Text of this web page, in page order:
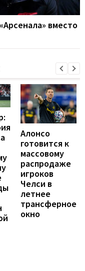
вместо
Алонсо
готовится к
массовому
распродаже
игроков
Челси в
летнее
трансферное
окно